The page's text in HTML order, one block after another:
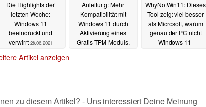
Die Highlights der
letzten Woche:
Windows 11
beeindruckt und
verwirrt 28.06.2021
Anleitung: Mehr
Kompatibilität mit
Windows 11 durch
Aktivierung eines
Gratis-TPM-Moduls,
WhyNotWin11: Dieses
Tool zeigt viel besser
als Microsoft, warum
genau der PC nicht
Windows 11-
Artikel anzeigen
zu diesem Artikel? - Uns interessiert Deine Meinung